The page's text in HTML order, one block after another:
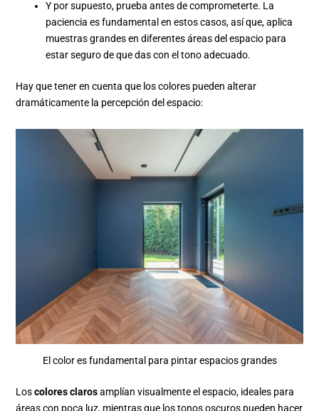
Y por supuesto, prueba antes de comprometerte. La
paciencia es fundamental en estos casos, así que, aplica
muestras grandes en diferentes áreas del espacio para
estar seguro de que das con el tono adecuado.
Hay que tener en cuenta que los colores pueden alterar
dramáticamente la percepción del espacio:
El color es fundamental para pintar espacios grandes
Loscolores clarosamplían visualmente el espacio, ideales para
áreas con poca luz, mientras que los tonos oscuros pueden hacer